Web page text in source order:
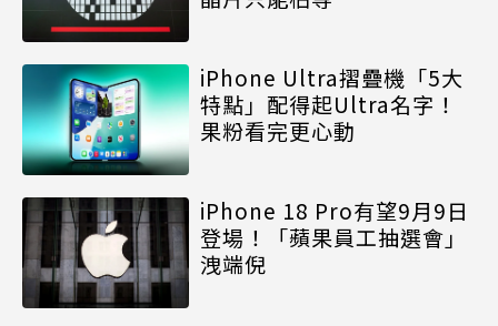
iPhone Ultra摺疊機「5大
特點」配得起Ultra名字！
果粉看完更心動
iPhone 18 Pro有望9月9日
登場！「蘋果員工抽選會」
洩端倪